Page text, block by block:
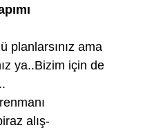
planlarsınız ama
ya..Bizim için de
alış-